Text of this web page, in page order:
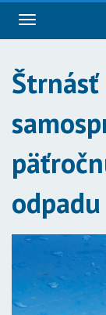
Navigácia
Štrnásť
odpadu